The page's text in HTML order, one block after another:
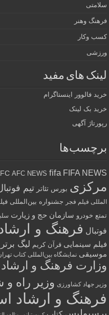
سلامتی
فرهنگ وهنر
کسب وکار
ورزشی
لینک های مفید
خرید فالوور اینستاگرام
خرید بک لینک
رپورتاژ آگهی
برچسب‌ها
AFC NEWS fifa FIFA NEWS
مرکزی بورس تئاتر تیم
المللی فیلم فجر جشنواره بین‌المللی
تمتع خودرو سازمان حج و زیارت
فوتبال فرهنگ و
فیلم سینمایی قرآن کریم لیگ برتر
موسیقی نمایشگاه بین‌المللی کتاب
وزارت فرهنگ و
وزیر جهاد کشاورزی وزیر راه
فرهنگ و ارشاد